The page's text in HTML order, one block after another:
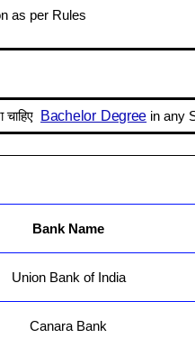
as per Rules
चाहिए Bachelor Degree in any
Bank Name
Union Bank of India
Canara Bank